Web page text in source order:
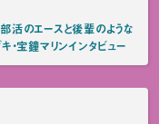
活のエースと後輩のような
宝鐘マリンインタビュー